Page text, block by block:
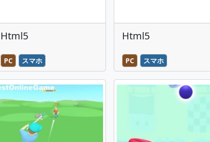
Html5
PC スマホ
Html5
PC スマホ